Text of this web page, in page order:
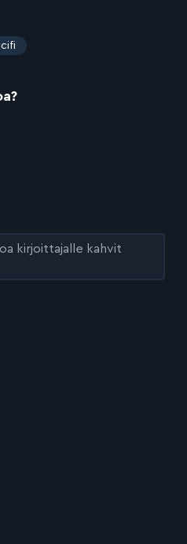
kirjoittajalle kahvit